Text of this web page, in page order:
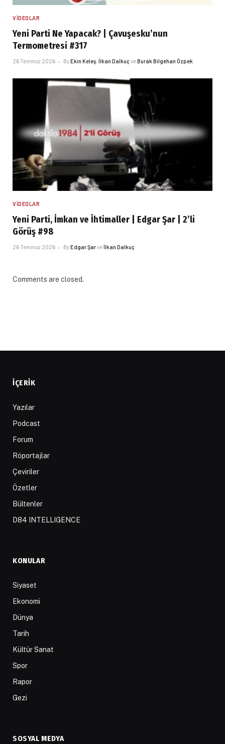
VIDEOLAR
Yeni Parti Ne Yapacak? | Çavuşesku’nun
Termometresi #317
26 Temmuz 2026 ByEkin Keleş, İlkan DalkuçveBurak Bilgehan Özpek
VIDEOLAR
Yeni Parti, İmkan ve İhtimaller | Edgar Şar | 2’li
Görüş #98
26 Temmuz 2026 ByEdgar Şarve İlkan Dalkuç
Comments are closed.
İÇERIK
Yazılar
Podcast
Forum
Röportajlar
Çeviriler
Özetler
Bültenler
D84 INTELLIGENCE
KONULAR
Siyaset
Ekonomi
Dünya
Tarih
Kültür Sanat
Spor
Rapor
Gezi
SOSYAL MEDYA